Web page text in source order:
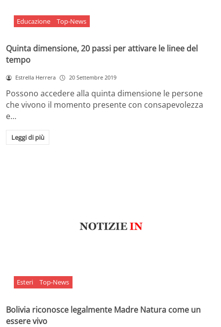
Educazione Top-News
Quinta dimensione, 20 passi per attivare le linee del
tempo
Estrella Herrera 20 Settembre 2019
Possono accedere alla quinta dimensione le persone
che vivono il momento presente con consapevolezza
e…
Leggi di più
Esteri Top-News
Bolivia riconosce legalmente Madre Natura come un
essere vivo